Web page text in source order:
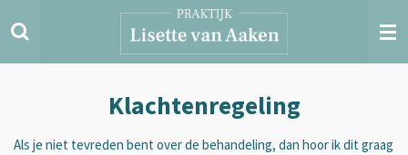
direct
Klachtenregeling
Als je niet tevreden bent over de behandeling, dan hoor ik dit graag